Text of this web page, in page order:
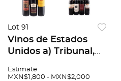
Lot 91
Vinos de Estados
Unidos a) Tribunal,
Dancin Bull,
Estimate
MXN$1,800 - MXN$2,000